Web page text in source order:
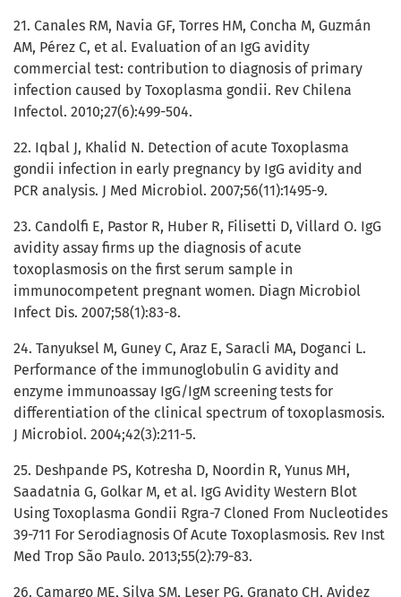
21. Canales RM, Navia GF, Torres HM, Concha M, Guzmán
AM, Pérez C, et al. Evaluation of an IgG avidity
commercial test: contribution to diagnosis of primary
infection caused by Toxoplasma gondii. Rev Chilena
Infectol. 2010;27(6):499-504.
22. Iqbal J, Khalid N. Detection of acute Toxoplasma
gondii infection in early pregnancy by IgG avidity and
PCR analysis. J Med Microbiol. 2007;56(11):1495-9.
23. Candolfi E, Pastor R, Huber R, Filisetti D, Villard O. IgG
avidity assay firms up the diagnosis of acute
toxoplasmosis on the first serum sample in
immunocompetent pregnant women. Diagn Microbiol
Infect Dis. 2007;58(1):83-8.
24. Tanyuksel M, Guney C, Araz E, Saracli MA, Doganci L.
Performance of the immunoglobulin G avidity and
enzyme immunoassay IgG/IgM screening tests for
differentiation of the clinical spectrum of toxoplasmosis.
J Microbiol. 2004;42(3):211-5.
25. Deshpande PS, Kotresha D, Noordin R, Yunus MH,
Saadatnia G, Golkar M, et al. IgG Avidity Western Blot
Using Toxoplasma Gondii Rgra-7 Cloned From Nucleotides
39-711 For Serodiagnosis Of Acute Toxoplasmosis. Rev Inst
Med Trop São Paulo. 2013;55(2):79-83.
26. Camargo ME, Silva SM, Leser PG, Granato CH. Avidez